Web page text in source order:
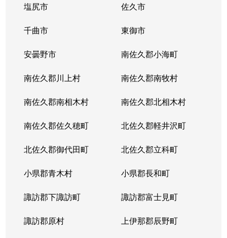
塩尻市 佐久市
千曲市 東御市
安曇野市 南佐久郡小海町
南佐久郡川上村 南佐久郡南牧村
南佐久郡南相木村 南佐久郡北相木村
南佐久郡佐久穂町 北佐久郡軽井沢町
北佐久郡御代田町 北佐久郡立科町
小県郡青木村 小県郡長和町
諏訪郡下諏訪町 諏訪郡富士見町
諏訪郡原村 上伊那郡辰野町